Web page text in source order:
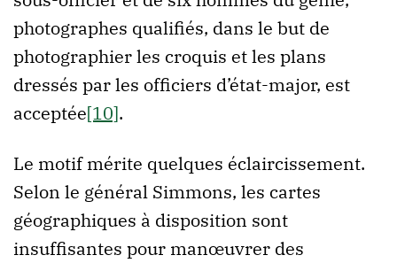
photographes qualifiés, dans le but de
photographier les croquis et les plans
dressés par les officiers d’état-major, est
acceptée[10].
Le motif mérite quelques éclaircissement.
Selon le général Simmons, les cartes
géographiques à disposition sont
insuffisantes pour manœuvrer des